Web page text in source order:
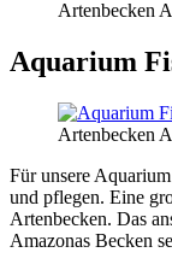
Artenbecken
Aquarium
Artenbecken
Für unsere
und pflegen. Eine
Artenbecken. Das
Amazonas Becken